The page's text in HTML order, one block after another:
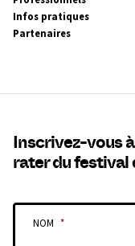
Infos pratiques
Partenaires
Inscrivez-vous
rater du festival
NOM *